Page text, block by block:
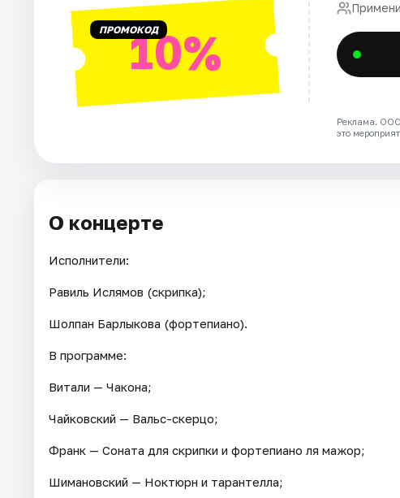
Артисты ПРОМОКОД10%
Реклама.
это
О концерте
Исполнители:
Равиль Ислямов (скрипка);
Шолпан Барлыкова (фортепиано).
В программе:
Витали — Чакона;
Чайковский — Вальс-скерцо;
Франк — Соната для скрипки и фортепиано ля мажор;
Шимановский — Ноктюрн и тарантелла;